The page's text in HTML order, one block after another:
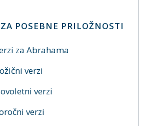
POSEBNE PRILOŽNOSTI
za Abrahama
verzi
verzi
verzi